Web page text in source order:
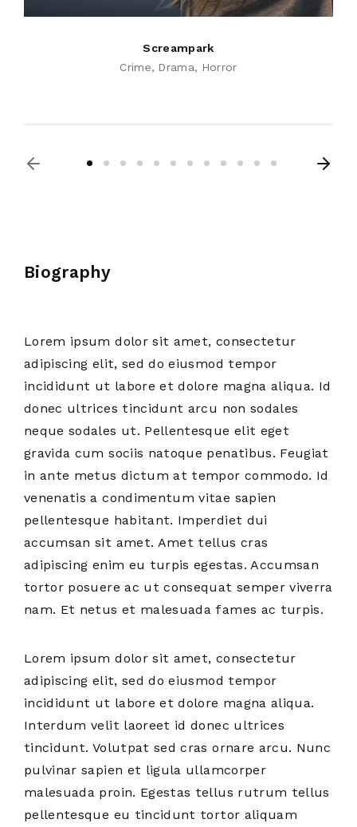
Screampark
Crime
Drama Horror
Biography
Lorem ipsum dolor sit amet, consectetur
adipiscing elit, sed do eiusmod tempor
incididunt ut labore et dolore magna aliqua. Id
donec ultrices tincidunt arcu non sodales
neque sodales ut. Pellentesque elit eget
gravida cum sociis natoque penatibus. Feugiat
in ante metus dictum at tempor commodo. Id
venenatis a condimentum vitae sapien
pellentesque habitant. Imperdiet dui
accumsan sit amet. Amet tellus cras
adipiscing enim eu turpis egestas. Accumsan
tortor posuere ac ut consequat semper viverra
nam. Et netus et malesuada fames ac turpis.
Lorem ipsum dolor sit amet, consectetur
adipiscing elit, sed do eiusmod tempor
incididunt ut labore et dolore magna aliqua.
Interdum velit laoreet id donec ultrices
tincidunt. Volutpat sed cras ornare arcu. Nunc
pulvinar sapien et ligula ullamcorper
malesuada proin. Egestas tellus rutrum tellus
pellentesque eu tincidunt tortor aliquam